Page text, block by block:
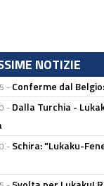
NOTIZIE
- Conferme dal
- Dalla Turchia -
- Schira: "Lukaku-